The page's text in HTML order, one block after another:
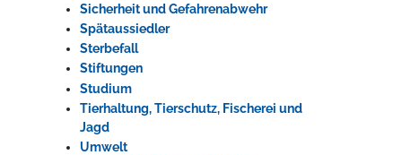
Spaß unter prickelnden Wasserfällen, das rauschende Meer im
Wellenbecken oder doch lieber die pure Entspannung auf der
Sicherheit und Gefahrenabwehr
Spätaussiedler
Sterbefall
Stiftungen
Studium
Tierhaltung, Tierschutz, Fischerei und
Jagd
Umwelt